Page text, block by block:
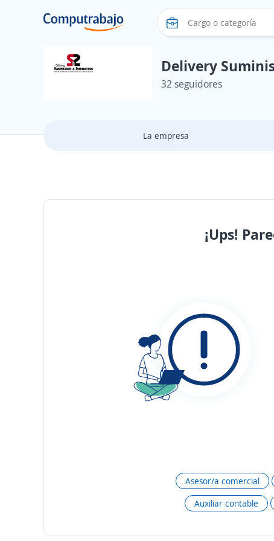
Delivery
32 seguidores
La empresa
¡Ups!
Asesor/a comercial
Auxiliar contable